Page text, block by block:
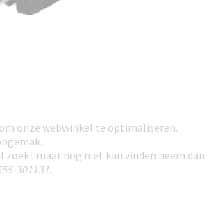
onze webwinkel te optimaliseren.
zoekt maar nog niet kan vinden neem dan
301131.